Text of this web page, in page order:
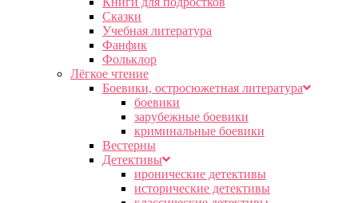
Сказки
Учебная литература
Фанфик
Фольклор
Лёгкое чтение
Боевики, остросюжетная литература
боевики
зарубежные боевики
криминальные боевики
Вестерны
Детективы
иронические детективы
исторические детективы